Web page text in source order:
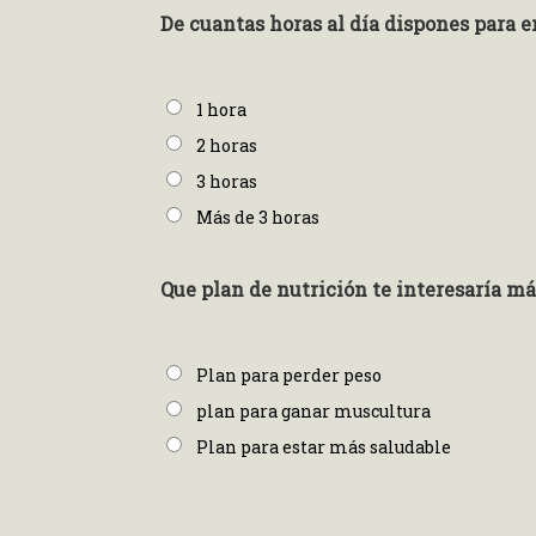
De cuantas horas al día dispones para
1 hora
2 horas
3 horas
Más de 3 horas
Que plan de nutrición te interesaría
Plan para perder peso
plan para ganar muscultura
Plan para estar más saludable